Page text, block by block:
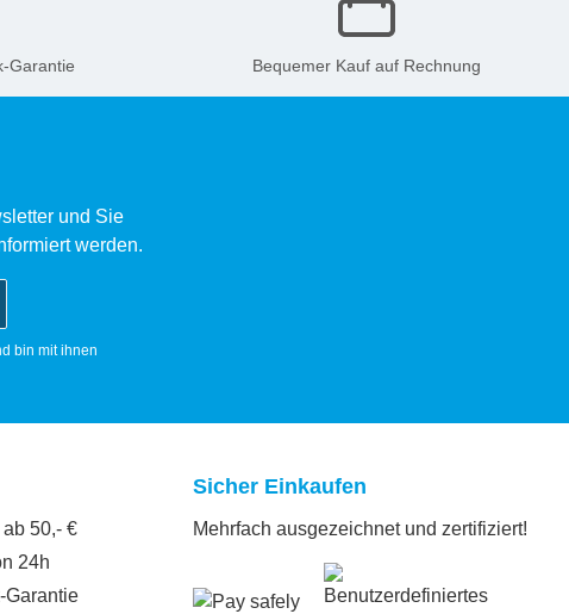
Garantie Bequemer Kauf auf Rechnung
und Sie
werden.
bin mit ihnen
50,- €
24h
Garantie
Sicher Einkaufen
Mehrfach ausgezeichnet und zertifiziert!